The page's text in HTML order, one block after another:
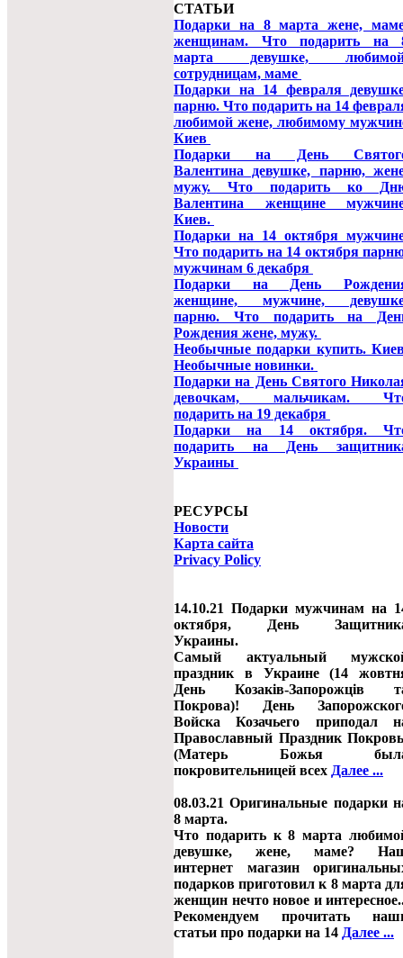
СТАТЬИ
Подарки на 8 марта жене,
женщинам. Что подарить на
марта девушке,
сотрудницам, маме
Подарки на 14 февраля
парню. Что подарить на 14
любимой жене, любимому
Киев
Подарки на День
Валентина девушке, парню,
мужу. Что подарить ко
Валентина женщине
Киев.
Подарки на 14 октября
Что подарить на 14 октября
мужчинам 6 декабря
Подарки на День
женщине, мужчине,
парню. Что подарить на
Рождения жене, мужу.
Необычные подарки купить.
Необычные новинки.
Подарки на День Святого
девочкам, мальчикам.
подарить на 19 декабря
Подарки на 14 октября.
подарить на День
Украины
РЕСУРСЫ
Новости
Карта сайта
Privacy Policy
14.10.21 Подарки мужчинам на
октября, День
Украины.
Самый актуальный
праздник в Украине (14
День Козаків-Запорожців
Покрова)! День
Войска Козачьего приподал
Православный Праздник
(Матерь Божья
покровительницей всех Далее ...
08.03.21 Оригинальные подарки
8 марта.
Что подарить к 8 марта
девушке, жене, маме?
интернет магазин
подарков приготовил к 8 марта
женщин нечто новое и
Рекомендуем прочитать
статьи про подарки на 14 Далее ...